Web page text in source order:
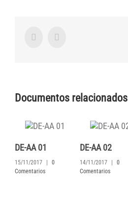
Facebook
Documentos relacionados
DE-AA 01
15/11/2017 |
0
Comentarios
DE-AA 02
14/11/2017 |
0
Comentarios